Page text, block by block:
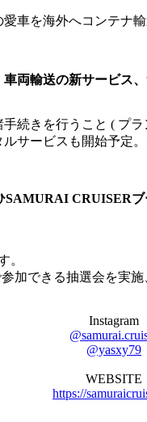
車を海外へコンテナ
車両輸送の新サービス、
続きを行うこと ( プ
サービスも開始予定
SAMURAI CRUISERブ
。
加できる抽選会を実
Instagram
@yasxy79
WEBSITE
https://